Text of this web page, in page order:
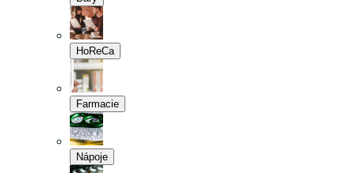
HoReCa
Farmacie
Nápoje